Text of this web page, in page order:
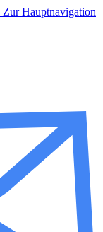
Zur Hauptnavigation